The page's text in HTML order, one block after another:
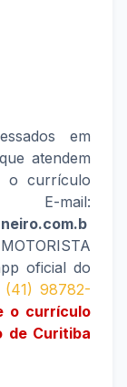
em
atendem
o currículo
mail:
oficial do
(41) 98782-
o currículo
de Curitiba